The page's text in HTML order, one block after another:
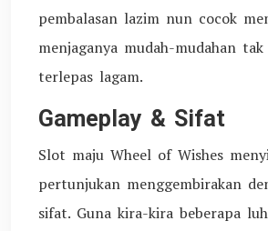
pembalasan lazim nun cocok
menjaganya mudah-mudahan
terlepas lagam.
Gameplay & Sifat
Slot maju Wheel of Wishes
pertunjukan menggembirakan
sifat. Guna kira-kira beberapa